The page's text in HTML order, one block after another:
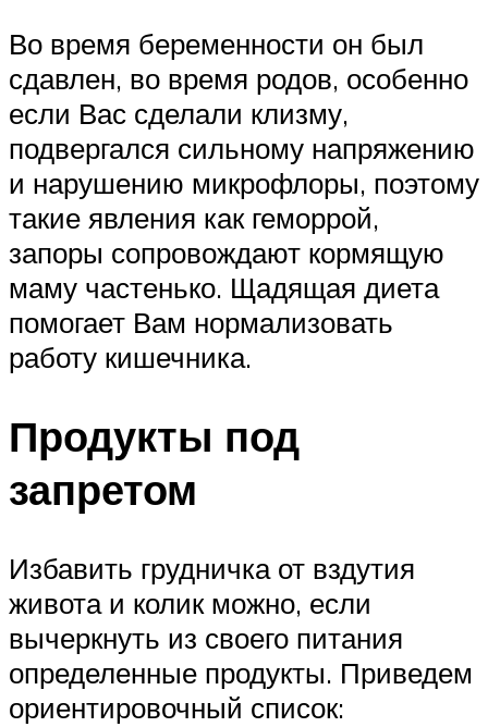
Во время беременности он был
сдавлен, во время родов, особенно
если Вас сделали клизму,
подвергался сильному напряжению
и нарушению микрофлоры, поэтому
такие явления как геморрой,
запоры сопровождают кормящую
маму частенько. Щадящая диета
помогает Вам нормализовать
работу кишечника.
Продукты под
запретом
Избавить грудничка от вздутия
живота и колик можно, если
вычеркнуть из своего питания
определенные продукты. Приведем
ориентировочный список: